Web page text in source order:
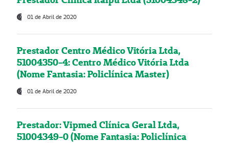
01 de Abril de 2020
Prestador Centro Médico Vitória Ltda,
51004350-4: Centro Médico Vitória Ltda
(Nome Fantasia: Policlínica Master)
01 de Abril de 2020
Prestador: Vipmed Clínica Geral Ltda,
51004349-0 (Nome Fantasia: Policlínica